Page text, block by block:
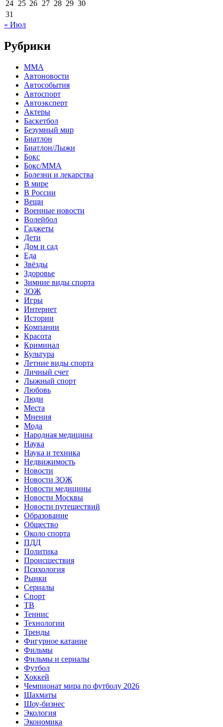
24 25 26 27 28 29 30
31
« Июл
Рубрики
MMA
Автоновости
Автособытия
Автоспорт
Автоэксперт
Актеры
Баскетбол
Безумный мир
Биатлон
Биатлон/Лыжи
Бокс
Бокс/MMA
Болезни и лекарства
В мире
В России
Вещи
Военные новости
Волейбол
Гаджеты
Дети
Дом и сад
Еда
Звёзды
Здоровье
Зимние виды спорта
ЗОЖ
Игры
Интернет
Истории
Компании
Красота
Криминал
Культура
Летние виды спорта
Личный счет
Лыжный спорт
Любовь
Люди
Места
Мнения
Мода
Народная медицина
Наука
Наука и техника
Недвижимость
Новости
Новости ЗОЖ
Новости медицины
Новости Москвы
Новости путешествий
Образование
Общество
Около спорта
ПДД
Политика
Происшествия
Психология
Рынки
Сериалы
Спорт
ТВ
Теннис
Технологии
Тренды
Фигурное катание
Фильмы
Фильмы и сериалы
Футбол
Хоккей
Чемпионат мира по футболу 2026
Шахматы
Шоу-бизнес
Экология
Экономика